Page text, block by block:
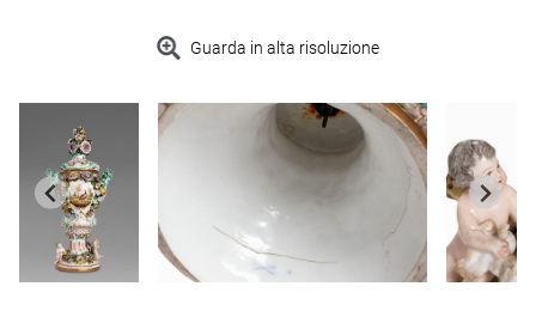
Guarda in alta risoluzione